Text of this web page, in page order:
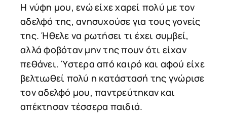
Η νύφη μου, ενώ είχε χαρεί πολύ με τον
αδελφό της, ανησυχούσε για τους γονείς
της. Ήθελε να ρωτήσει τι έχει συμβεί,
αλλά φοβόταν μην της πουν ότι είχαν
πεθάνει. Ύστερα από καιρό και αφού είχε
βελτιωθεί πολύ η κατάστασή της γνώρισε
τον αδελφό μου, παντρεύτηκαν και
απέκτησαν τέσσερα παιδιά.